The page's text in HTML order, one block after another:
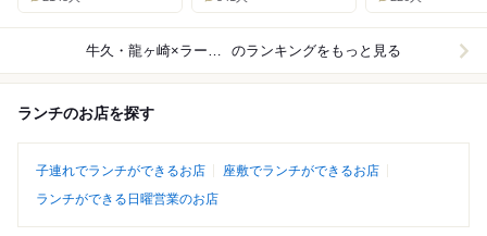
牛久・龍ヶ崎×ラーメン のランキングをもっと見る
ランチのお店を探す
子連れでランチができるお店
座敷でランチができるお店
ランチができる日曜営業のお店